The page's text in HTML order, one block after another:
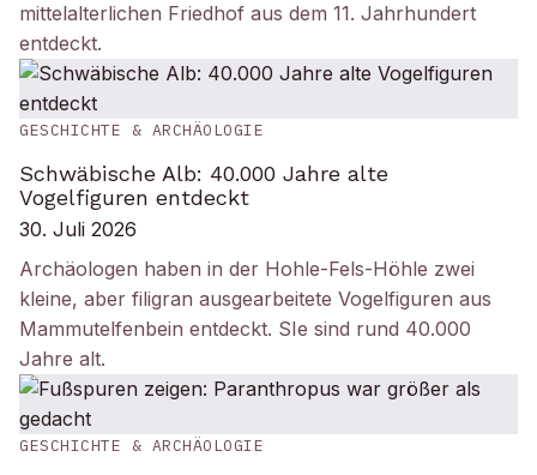
mittelalterlichen Friedhof aus dem 11. Jahrhundert
entdeckt.
GESCHICHTE & ARCHÄOLOGIE
Schwäbische Alb: 40.000 Jahre alte
Vogelfiguren entdeckt
30. Juli 2026
Archäologen haben in der Hohle-Fels-Höhle zwei
kleine, aber filigran ausgearbeitete Vogelfiguren aus
Mammutelfenbein entdeckt. SIe sind rund 40.000
Jahre alt.
GESCHICHTE & ARCHÄOLOGIE